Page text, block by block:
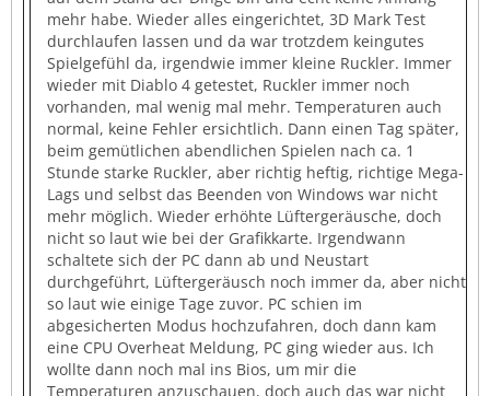
mehr habe. Wieder alles eingerichtet, 3D Mark Test
durchlaufen lassen und da war trotzdem keingutes
Spielgefühl da, irgendwie immer kleine Ruckler. Immer
wieder mit Diablo 4 getestet, Ruckler immer noch
vorhanden, mal wenig mal mehr. Temperaturen auch
normal, keine Fehler ersichtlich. Dann einen Tag später,
beim gemütlichen abendlichen Spielen nach ca. 1
Stunde starke Ruckler, aber richtig heftig, richtige Mega-
Lags und selbst das Beenden von Windows war nicht
mehr möglich. Wieder erhöhte Lüftergeräusche, doch
nicht so laut wie bei der Grafikkarte. Irgendwann
schaltete sich der PC dann ab und Neustart
durchgeführt, Lüftergeräusch noch immer da, aber nicht
so laut wie einige Tage zuvor. PC schien im
abgesicherten Modus hochzufahren, doch dann kam
eine CPU Overheat Meldung, PC ging wieder aus. Ich
wollte dann noch mal ins Bios, um mir die
Temperaturen anzuschauen, doch auch das war nicht